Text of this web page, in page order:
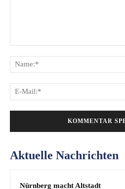
Aktuelle Nachrichten
Nürnberg macht Altstadt